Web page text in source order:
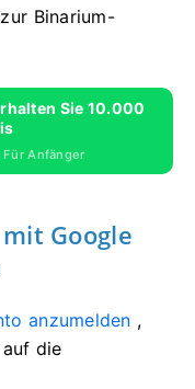
Binarium-
Sie 10.000
Für Anfänger
Google
anzumelden ,
die